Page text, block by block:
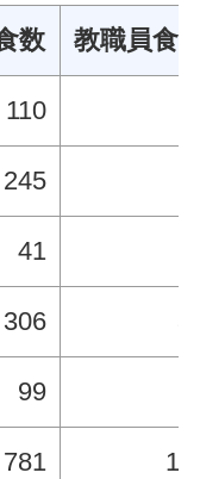
数 教職員食
110
245
41
306
99
781